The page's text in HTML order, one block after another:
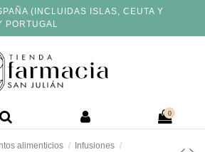
(INCLUIDAS ISLAS, CEUTA Y
PORTUGAL
0
alimenticios
Infusiones